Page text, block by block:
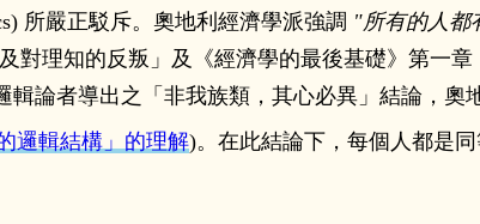
所嚴正駁斥。奧地利經濟學派強調
所有的人都
對理知的反叛」及《經濟學的最後基礎》第一章
論者導出之「非我族類，其心必異」結論，奧
邏輯結構」的理解)。在此結論下，每個人都是